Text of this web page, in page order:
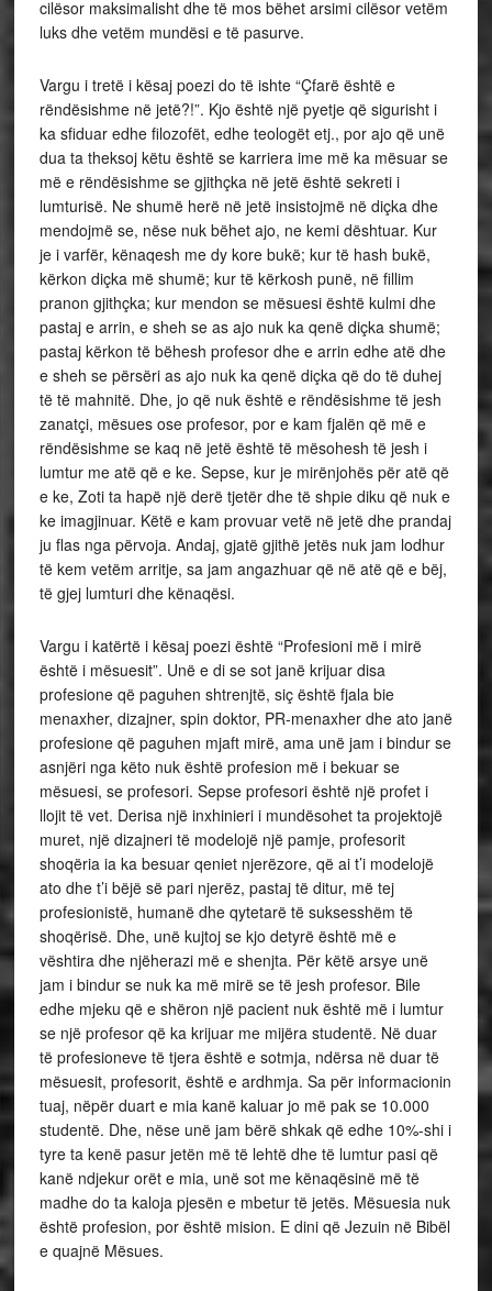
cilësor maksimalisht dhe të mos bëhet arsimi cilësor vetëm
luks dhe vetëm mundësi e të pasurve.
Vargu i tretë i kësaj poezi do të ishte “Çfarë është e
rëndësishme në jetë?!”. Kjo është një pyetje që sigurisht i
ka sfiduar edhe filozofët, edhe teologët etj., por ajo që unë
dua ta theksoj këtu është se karriera ime më ka mësuar se
më e rëndësishme se gjithçka në jetë është sekreti i
lumturisë. Ne shumë herë në jetë insistojmë në diçka dhe
mendojmë se, nëse nuk bëhet ajo, ne kemi dështuar. Kur
je i varfër, kënaqesh me dy kore bukë; kur të hash bukë,
kërkon diçka më shumë; kur të kërkosh punë, në fillim
pranon gjithçka; kur mendon se mësuesi është kulmi dhe
pastaj e arrin, e sheh se as ajo nuk ka qenë diçka shumë;
pastaj kërkon të bëhesh profesor dhe e arrin edhe atë dhe
e sheh se përsëri as ajo nuk ka qenë diçka që do të duhej
të të mahnitë. Dhe, jo që nuk është e rëndësishme të jesh
zanatçi, mësues ose profesor, por e kam fjalën që më e
rëndësishme se kaq në jetë është të mësohesh të jesh i
lumtur me atë që e ke. Sepse, kur je mirënjohës për atë që
e ke, Zoti ta hapë një derë tjetër dhe të shpie diku që nuk e
ke imagjinuar. Këtë e kam provuar vetë në jetë dhe prandaj
ju flas nga përvoja. Andaj, gjatë gjithë jetës nuk jam lodhur
të kem vetëm arritje, sa jam angazhuar që në atë që e bëj,
të gjej lumturi dhe kënaqësi.
Vargu i katërtë i kësaj poezi është “Profesioni më i mirë
është i mësuesit”. Unë e di se sot janë krijuar disa
profesione që paguhen shtrenjtë, siç është fjala bie
menaxher, dizajner, spin doktor, PR-menaxher dhe ato janë
profesione që paguhen mjaft mirë, ama unë jam i bindur se
asnjëri nga këto nuk është profesion më i bekuar se
mësuesi, se profesori. Sepse profesori është një profet i
llojit të vet. Derisa një inxhinieri i mundësohet ta projektojë
muret, një dizajneri të modelojë një pamje, profesorit
shoqëria ia ka besuar qeniet njerëzore, që ai t’i modelojë
ato dhe t’i bëjë së pari njerëz, pastaj të ditur, më tej
profesionistë, humanë dhe qytetarë të suksesshëm të
shoqërisë. Dhe, unë kujtoj se kjo detyrë është më e
vështira dhe njëherazi më e shenjta. Për këtë arsye unë
jam i bindur se nuk ka më mirë se të jesh profesor. Bile
edhe mjeku që e shëron një pacient nuk është më i lumtur
se një profesor që ka krijuar me mijëra studentë. Në duar
të profesioneve të tjera është e sotmja, ndërsa në duar të
mësuesit, profesorit, është e ardhmja. Sa për informacionin
tuaj, nëpër duart e mia kanë kaluar jo më pak se 10.000
studentë. Dhe, nëse unë jam bërë shkak që edhe 10%-shi i
tyre ta kenë pasur jetën më të lehtë dhe të lumtur pasi që
kanë ndjekur orët e mia, unë sot me kënaqësinë më të
madhe do ta kaloja pjesën e mbetur të jetës. Mësuesia nuk
është profesion, por është mision. E dini që Jezuin në Bibël
e quajnë Mësues.